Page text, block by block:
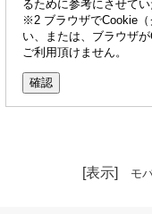
るために参考にさせて
※2 ブラウザでCookie（
い、または、ブラウザ
ご利用頂けません。
[表示] モ